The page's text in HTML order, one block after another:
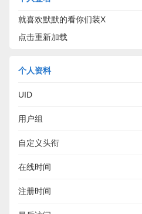
就喜欢默默的看你们装X
点击重新加载
个人资料
UID
用户组
自定义头衔
在线时间
注册时间